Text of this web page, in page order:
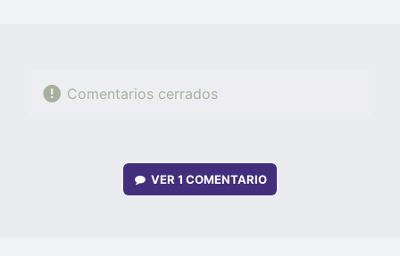
Comentarios cerrados
VER 1 COMENTARIO